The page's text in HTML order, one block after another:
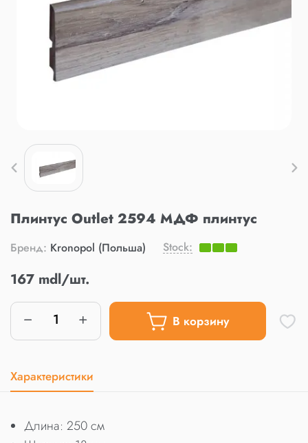
Плинтус Outlet 2594 МДФ плинтус
Бренд: Kronopol (Польша) Stock:
167 mdl/шт.
В корзину
Характеристики
Длина: 250 см